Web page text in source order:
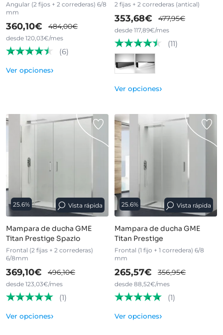
Angular (2 fijos + 2 correderas) 6/8
mm
360,10€ 484,00€
desde 120,03€/mes
(6)
Ver opciones›
2 fijas + 2 correderas (antical)
353,68€ 477,95€
desde 117,89€/mes
(11)
Ver opciones›
25.6% Vista rápida
Mampara de ducha GME
Titan Prestige Spazio
Frontal (2 fijas + 2 correderas)
6/8mm
369,10€ 496,10€
desde 123,03€/mes
(1)
Ver opciones›
25.6% Vista rápida
Mampara de ducha GME
Titan Prestige
Frontal (1 fijo + 1 corredera) 6/8
mm
265,57€ 356,95€
desde 88,52€/mes
(1)
Ver opciones›